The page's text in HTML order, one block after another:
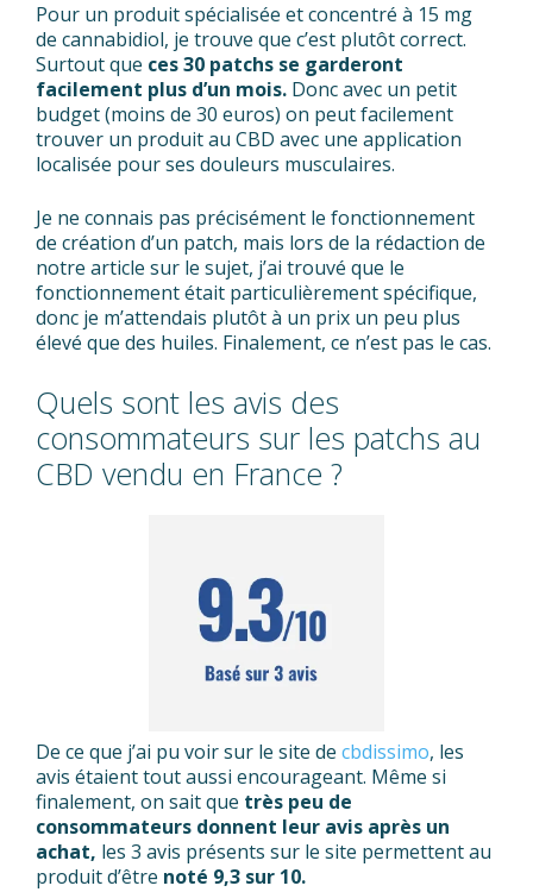
Pour un produit spécialisée et concentré à 15 mg
de cannabidiol, je trouve que c’est plutôt correct.
Surtout que ces 30 patchs se garderont
facilement plus d’un mois. Donc avec un petit
budget (moins de 30 euros) on peut facilement
trouver un produit au CBD avec une application
localisée pour ses douleurs musculaires.
Je ne connais pas précisément le fonctionnement
de création d’un patch, mais lors de la rédaction de
notre article sur le sujet, j’ai trouvé que le
fonctionnement était particulièrement spécifique,
donc je m’attendais plutôt à un prix un peu plus
élevé que des huiles. Finalement, ce n’est pas le cas.
Quels sont les avis des
consommateurs sur les patchs au
CBD vendu en France ?
De ce que j’ai pu voir sur le site de cbdissimo, les
avis étaient tout aussi encourageant. Même si
finalement, on sait que très peu de
consommateurs donnent leur avis après un
achat, les 3 avis présents sur le site permettent au
produit d’être noté 9,3 sur 10.